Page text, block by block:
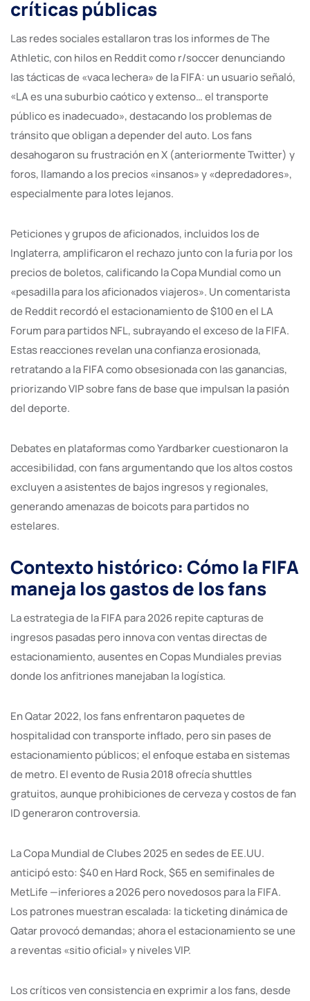
críticas públicas
Las redes sociales estallaron tras los informes de The
Athletic, con hilos en Reddit como r/soccer denunciando
las tácticas de «vaca lechera» de la FIFA: un usuario señaló,
«LA es una suburbio caótico y extenso… el transporte
público es inadecuado», destacando los problemas de
tránsito que obligan a depender del auto. Los fans
desahogaron su frustración en X (anteriormente Twitter) y
foros, llamando a los precios «insanos» y «depredadores»,
especialmente para lotes lejanos.
Peticiones y grupos de aficionados, incluidos los de
Inglaterra, amplificaron el rechazo junto con la furia por los
precios de boletos, calificando la Copa Mundial como un
«pesadilla para los aficionados viajeros». Un comentarista
de Reddit recordó el estacionamiento de $100 en el LA
Forum para partidos NFL, subrayando el exceso de la FIFA.
Estas reacciones revelan una confianza erosionada,
retratando a la FIFA como obsesionada con las ganancias,
priorizando VIP sobre fans de base que impulsan la pasión
del deporte.
Debates en plataformas como Yardbarker cuestionaron la
accesibilidad, con fans argumentando que los altos costos
excluyen a asistentes de bajos ingresos y regionales,
generando amenazas de boicots para partidos no
estelares.
Contexto histórico: Cómo la FIFA
maneja los gastos de los fans
La estrategia de la FIFA para 2026 repite capturas de
ingresos pasadas pero innova con ventas directas de
estacionamiento, ausentes en Copas Mundiales previas
donde los anfitriones manejaban la logística.
En Qatar 2022, los fans enfrentaron paquetes de
hospitalidad con transporte inflado, pero sin pases de
estacionamiento públicos; el enfoque estaba en sistemas
de metro. El evento de Rusia 2018 ofrecía shuttles
gratuitos, aunque prohibiciones de cerveza y costos de fan
ID generaron controversia.
La Copa Mundial de Clubes 2025 en sedes de EE.UU.
anticipó esto: $40 en Hard Rock, $65 en semifinales de
MetLife —inferiores a 2026 pero novedosos para la FIFA.
Los patrones muestran escalada: la ticketing dinámica de
Qatar provocó demandas; ahora el estacionamiento se une
a reventas «sitio oficial» y niveles VIP.
Los críticos ven consistencia en exprimir a los fans, desde